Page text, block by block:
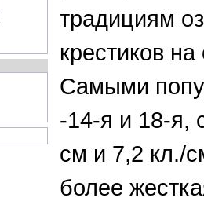
традициям
крестиков
Самыми
-14-я и 18-я,
см и 7,2 кл./
более